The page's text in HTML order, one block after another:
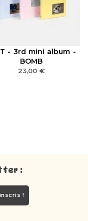
- 3rd mini album -
BOMB
23,00 €
:
!